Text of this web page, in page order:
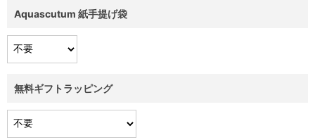
Aquascutum 紙手提げ袋
無料ギフトラッピング